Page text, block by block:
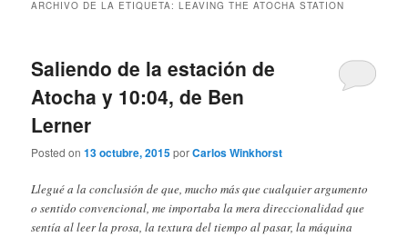
ARCHIVO DE LA ETIQUETA:LEAVING THE ATOCHA STATION
Saliendo de la estación de
Atocha y 10:04, de Ben
Lerner
Posted on13 octubre, 2015porCarlos Winkhorst
Llegué a la conclusión de que, mucho más que cualquier argumento
o sentido convencional, me importaba la mera direccionalidad que
sentía al leer la prosa, la textura del tiempo al pasar, la máquina